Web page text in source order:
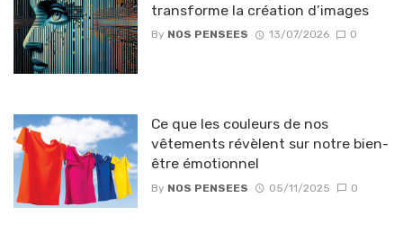
transforme la création d’images
By NOS PENSEES 13/07/2026 0
Ce que les couleurs de nos
vêtements révèlent sur notre bien-
être émotionnel
By NOS PENSEES 05/11/2025 0